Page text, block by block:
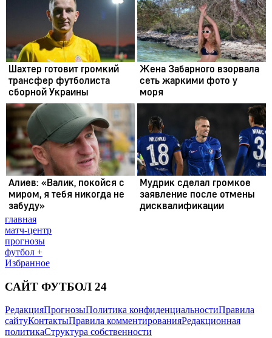
главная
матч-центр
прогнозы
футбол +
Избранное
САЙТ ФУТБОЛ 24
РедакцияПрогнозыПолитика конфиденциальностиПравила
сайтуКонтактыПравила комментированияРедакционная
политикаСтруктура собственности